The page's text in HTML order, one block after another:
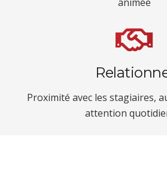
Proximité avec les stagiaires,
attention